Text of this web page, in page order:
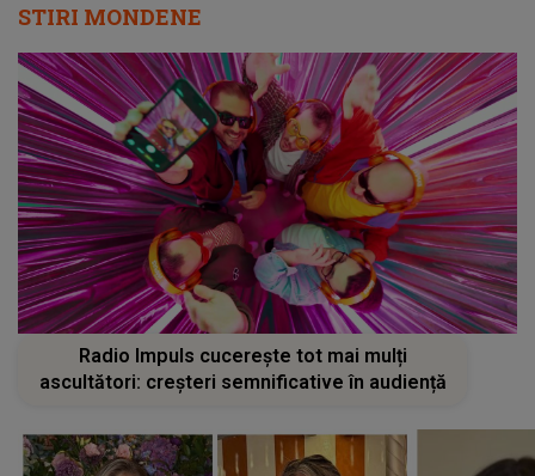
STIRI MONDENE
Radio Impuls cucerește tot mai mulți
ascultători: creșteri semnificative în audiență